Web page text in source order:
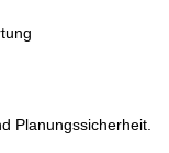
Planungssicherheit.